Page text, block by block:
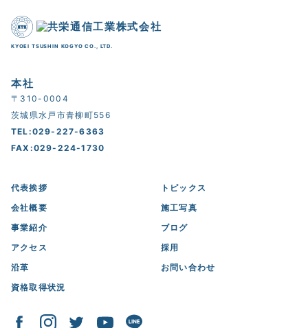
KYOEI TSUSHIN KOGYO CO., LTD.
本社
〒310-0004
茨城県水戸市青柳町556
TEL:029-227-6363
FAX:029-224-1730
代表挨拶
会社概要
事業紹介
アクセス
沿革
資格取得状況
トピックス
施工写真
ブログ
採用
お問い合わせ